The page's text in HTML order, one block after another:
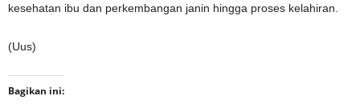
kesehatan ibu dan perkembangan janin hingga proses kelahiran.
(Uus)
Bagikan ini: